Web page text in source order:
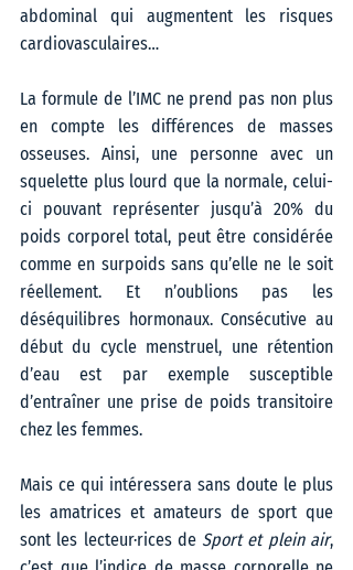
abdominal qui augmentent les risques
cardiovasculaires…
La formule de l’IMC ne prend pas non plus
en compte les différences de masses
osseuses. Ainsi, une personne avec un
squelette plus lourd que la normale, celui-
ci pouvant représenter jusqu’à 20% du
poids corporel total, peut être considérée
comme en surpoids sans qu’elle ne le soit
réellement. Et n’oublions pas les
déséquilibres hormonaux. Consécutive au
début du cycle menstruel, une rétention
d’eau est par exemple susceptible
d’entraîner une prise de poids transitoire
chez les femmes.
Mais ce qui intéressera sans doute le plus
les amatrices et amateurs de sport que
sont les lecteur·rices de Sport et plein air,